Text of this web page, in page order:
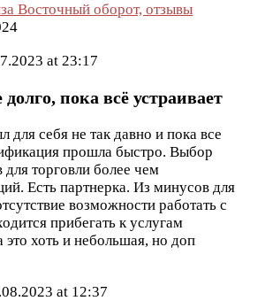
Восточный оборот, отзывы
at 23:17
пока всё устраивает
для себя не так давно и пока все
прошла быстро. Выбор
для торговли более чем
Есть партнерка. Из минусов для
возможности работать с
прибегать к услугам
это хоть и небольшая, но доп
at 12:37